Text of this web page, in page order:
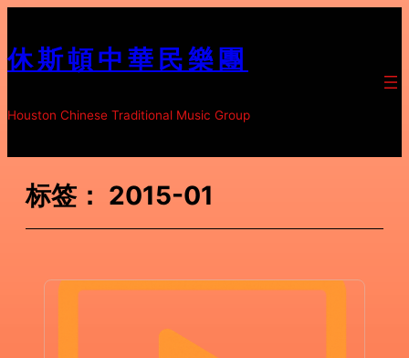
至
内
容
休斯頓中華民樂團
Houston Chinese Traditional Music Group
标签： 2015-01